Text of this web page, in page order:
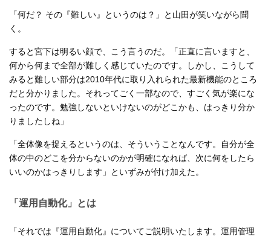
「何だ？ その『難しい』というのは？」と山田が笑いながら聞
く。
すると宮下は明るい顔で、こう言うのだ。「正直に言いますと、
何から何まで全部が難しく感じていたのです。しかし、こうして
みると難しい部分は2010年代に取り入れられた最新機能のところ
だと分かりました。それってごく一部なので、すごく気が楽にな
ったのです。勉強しないといけないのがどこかも、はっきり分か
りましたしね」
「全体像を捉えるというのは、そういうことなんです。自分が全
体の中のどこを分からないのかが明確になれば、次に何をしたら
いいのかはっきりします」といずみが付け加えた。
「運用自動化」とは
「それでは『運用自動化』についてご説明いたします。運用管理